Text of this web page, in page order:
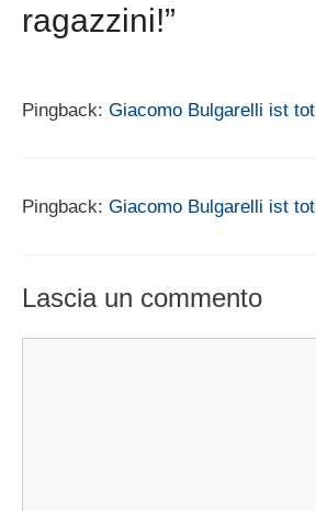
ragazzini!”
Pingback: Giacomo Bulgarelli ist tot
Pingback: Giacomo Bulgarelli ist tot
Lascia un commento